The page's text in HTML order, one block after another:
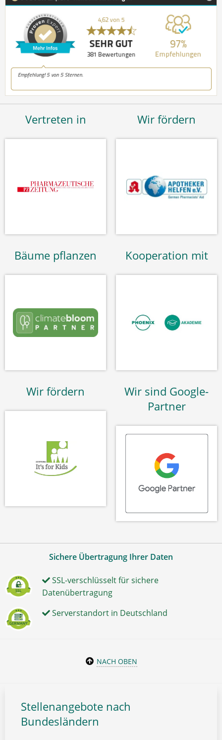
Vertreten in Wir fördern
Bäume pflanzen Kooperation mit
Wir fördern
Wir sind Google-
Partner
Sichere Übertragung Ihrer Daten
SSL-verschlüsselt für sichere
Datenübertragung
Serverstandort in Deutschland
NACH OBEN
Stellenangebote nach
Bundesländern